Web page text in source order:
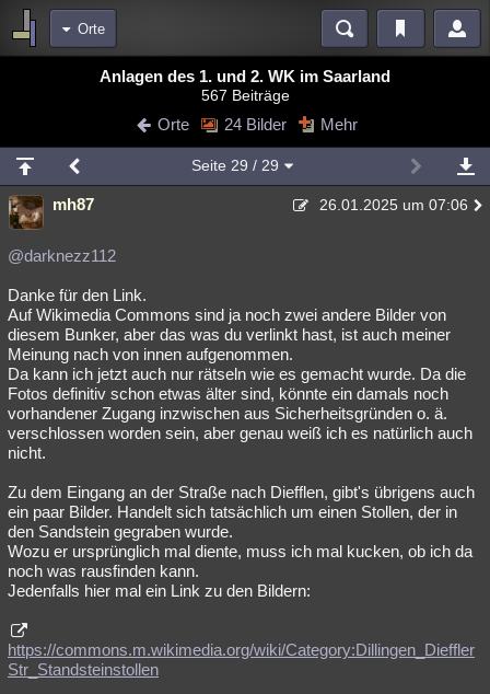
Orte
Blogs Videos
Chat Wiki Neuigkeiten
meine Rubriken
Menschen Mystery Kriminalfälle
Spiritualität
Natur Umfragen
weitere Rubriken
Philosophie Träume Orte Esoterik
Astronomie Helpdesk Gruppen Gaming Filme
Musik Verbesserungen
Besucht Teilgenommen Alle Neue Geschlossen
Lesenswert Schlüsselwörter
Anlagen des 1. und 2. WK im Saarland
567 Beiträge
Orte 24 Bilder Mehr
Seite 29 / 29
mh87 26.01.2025 um 07:06
@darknezz112
Danke für den Link.
Auf Wikimedia Commons sind ja noch zwei andere Bilder von
diesem Bunker, aber das was du verlinkt hast, ist auch meiner
Meinung nach von innen aufgenommen.
Da kann ich jetzt auch nur rätseln wie es gemacht wurde. Da die
Fotos definitiv schon etwas älter sind, könnte ein damals noch
vorhandener Zugang inzwischen aus Sicherheitsgründen o. ä.
verschlossen worden sein, aber genau weiß ich es natürlich auch
nicht.
Zu dem Eingang an der Straße nach Diefflen, gibt's übrigens auch
ein paar Bilder. Handelt sich tatsächlich um einen Stollen, der in
den Sandstein gegraben wurde.
Wozu er ursprünglich mal diente, muss ich mal kucken, ob ich da
noch was rausfinden kann.
Jedenfalls hier mal ein Link zu den Bildern:
https://commons.m.wikimedia.org/wiki/Category:Dillingen_Dieffler
Str_Standsteinstollen